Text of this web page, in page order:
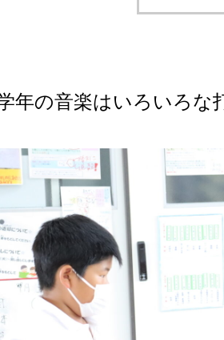
年の音楽はいろいろな